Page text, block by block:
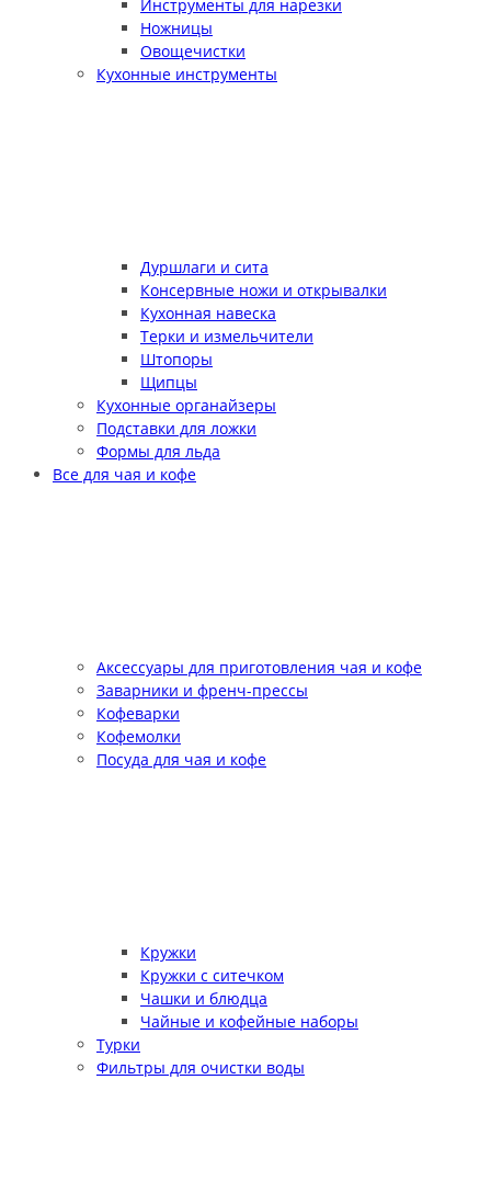
Инструменты для нарезки
Ножницы
Овощечистки
Кухонные инструменты
Дуршлаги и сита
Консервные ножи и открывалки
Кухонная навеска
Терки и измельчители
Штопоры
Щипцы
Кухонные органайзеры
Подставки для ложки
Формы для льда
Все для чая и кофе
Аксессуары для приготовления чая и кофе
Заварники и френч-прессы
Кофеварки
Кофемолки
Посуда для чая и кофе
Кружки
Кружки с ситечком
Чашки и блюдца
Чайные и кофейные наборы
Турки
Фильтры для очистки воды